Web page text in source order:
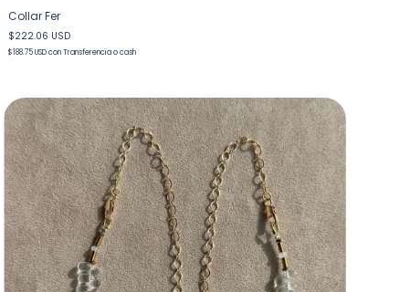
Collar Fer
$222.06 USD
$188.75 USDcon Transferencia o cash